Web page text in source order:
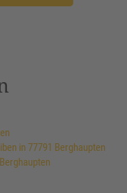
in 77791 Berghaupten